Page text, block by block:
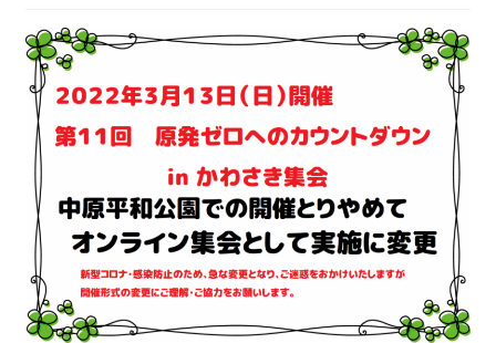
2014.10.13 「今こそ９条inかわさき」大集会 第二分
科会【原発は人権問題だ】 福島からの発言
2022.3.13 第11回原発ゼロへのカウントダウンinかわ
2015.3.8 第4回原発ゼロへのカウントダウンinかわさ
き 集会
2016.1.31 日本と原発上映会＆講演会